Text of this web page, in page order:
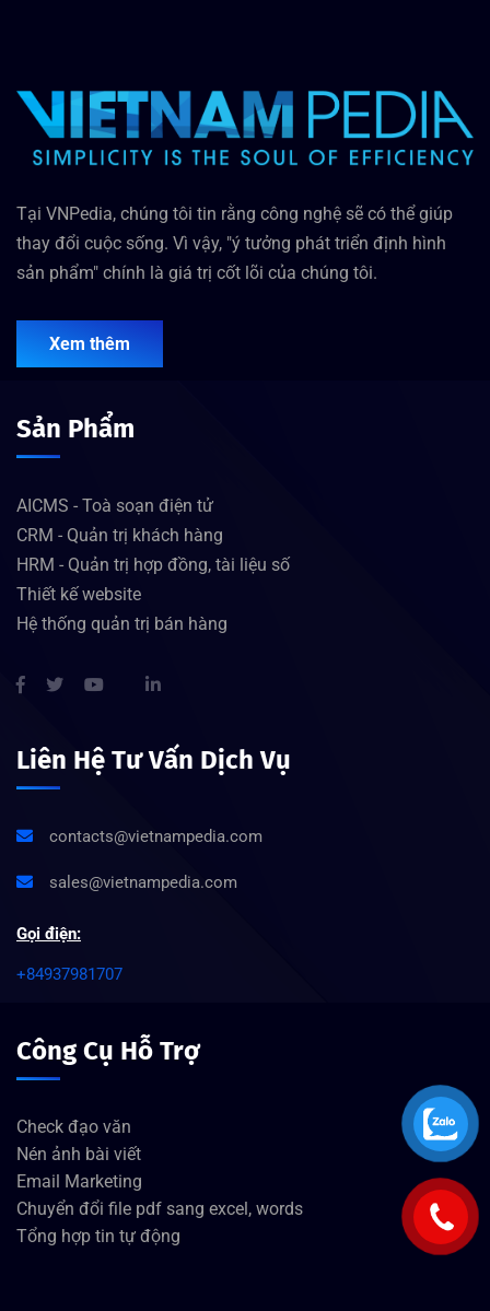
Tại VNPedia, chúng tôi tin rằng công nghệ sẽ có thể giúp
thay đổi cuộc sống. Vì vậy, "ý tưởng phát triển định hình
sản phẩm" chính là giá trị cốt lõi của chúng tôi.
Xem thêm
Sản Phẩm
AICMS - Toà soạn điện tử
CRM - Quản trị khách hàng
HRM - Quản trị hợp đồng, tài liệu số
Thiết kế website
Hệ thống quản trị bán hàng
Liên Hệ Tư Vấn Dịch Vụ
contacts@vietnampedia.com
sales@vietnampedia.com
Gọi điện:
+84937981707
Công Cụ Hỗ Trợ
Check đạo văn
Nén ảnh bài viết
Email Marketing
Chuyển đổi file pdf sang excel, words
Tổng hợp tin tự động